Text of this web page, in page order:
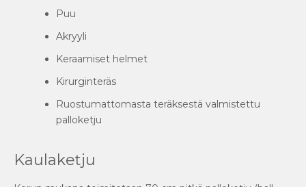
Puu
Akryyli
Keraamiset helmet
Kirurginteräs
Ruostumattomasta teräksestä valmistettu
palloketju
Kaulaketju